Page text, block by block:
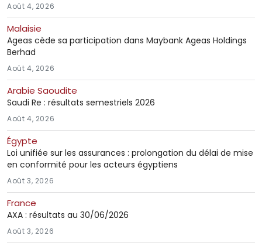
Août 4, 2026
Malaisie
Ageas cède sa participation dans Maybank Ageas Holdings
Berhad
Août 4, 2026
Arabie Saoudite
Saudi Re : résultats semestriels 2026
Août 4, 2026
Égypte
Loi unifiée sur les assurances : prolongation du délai de mise
en conformité pour les acteurs égyptiens
Août 3, 2026
France
AXA : résultats au 30/06/2026
Août 3, 2026